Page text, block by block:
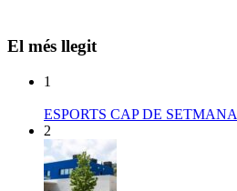
El més llegit
1
ESPORTS CAP DE SETMANA
2